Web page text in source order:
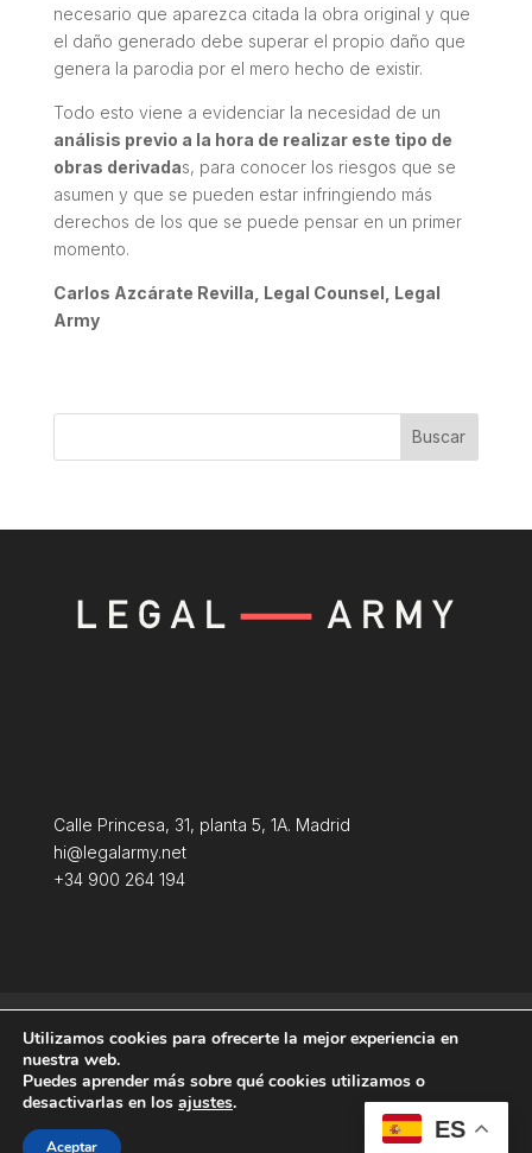
necesario que aparezca citada la obra original y que
el daño generado debe superar el propio daño que
genera la parodia por el mero hecho de existir.
Todo esto viene a evidenciar la necesidad de un
análisis previo a la hora de realizar este tipo de
obras derivadas, para conocer los riesgos que se
asumen y que se pueden estar infringiendo más
derechos de los que se puede pensar en un primer
momento.
Carlos Azcárate Revilla, Legal Counsel, Legal
Army
Buscar
Calle Princesa, 31, planta 5, 1A. Madrid
hi@legalarmy.net
+34 900 264 194
Política de Cookies
ES
Utilizamos cookies para ofrecerte la mejor experiencia en
nuestra web.
Puedes aprender más sobre qué cookies utilizamos o
desactivarlas en los ajustes.
Aceptar